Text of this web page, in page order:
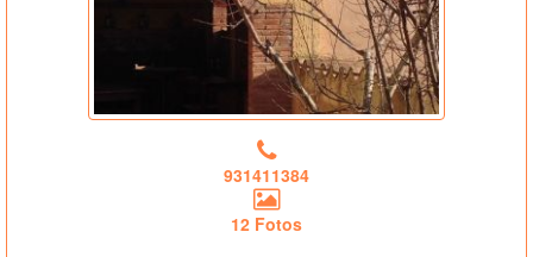
931411384
12 Fotos